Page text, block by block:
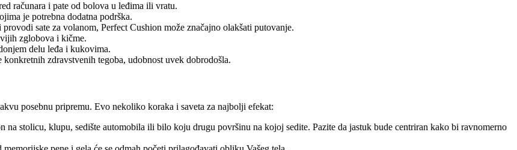
računara i pate od bolova u leđima ili vratu.
je potrebna dodatna podrška.
sate za volanom, Perfect Cushion može značajno olakšati putovanje.
zglobova i kičme.
delu leđa i kukovima.
zdravstvenih tegoba, udobnost uvek dobrodošla.
posebnu pripremu. Evo nekoliko koraka i saveta za najbolji efekat:
na stolicu, klupu, sedište automobila ili bilo koju drugu površinu na kojoj sedite. Pazite da jastuk bude centriran kako bi ravnomerno